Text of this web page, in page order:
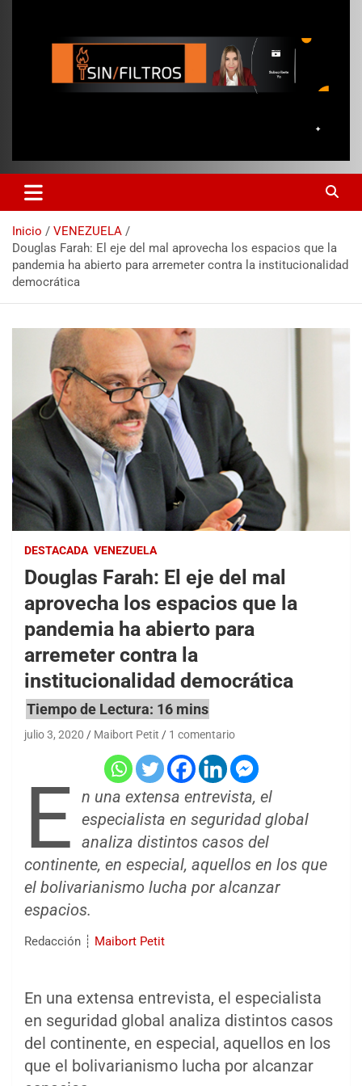
Inicio
VENEZUELA
Douglas Farah: El eje del mal aprovecha los espacios que la
pandemia ha abierto para arremeter contra la institucionalidad
democrática
DESTACADA VENEZUELA
Douglas Farah: El eje del mal
aprovecha los espacios que la
pandemia ha abierto para
arremeter contra la
institucionalidad democrática
julio 3, 2020 Maibort Petit 1 comentario
E n una extensa entrevista, el
especialista en seguridad global
analiza distintos casos del
continente, en especial, aquellos en los que
el bolivarianismo lucha por alcanzar
espacios.
Redacción ┊ Maibort Petit
En una extensa entrevista, el especialista
en seguridad global analiza distintos casos
del continente, en especial, aquellos en los
que el bolivarianismo lucha por alcanzar